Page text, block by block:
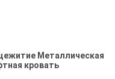
Металлическая
кровать